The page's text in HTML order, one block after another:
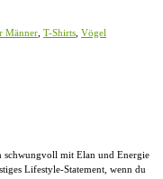
Männer T-Shirts Vögel
schwungvoll mit Elan und Energie
Lifestyle-Statement, wenn du